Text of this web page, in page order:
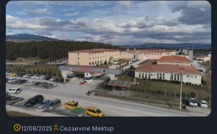
12/08/2025 Cezaevine Mektup